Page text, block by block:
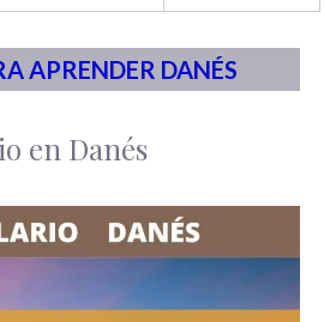
APRENDER DANÉS
en Danés